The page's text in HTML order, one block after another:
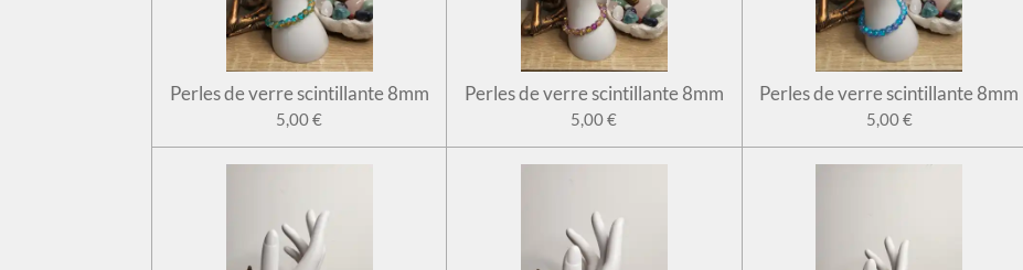
Perles de verre scintillante 8mm
5,00 €
Perles de verre scintillante 8mm
5,00 €
Perles de verre scintillante 8mm
5,00 €